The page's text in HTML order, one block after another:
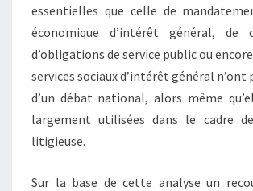
essentielles que celle de
économique d’intérêt général, de
d’obligations de service public ou
services sociaux d’intérêt général n’ont
d’un débat national, alors même
largement utilisées dans le cadre
litigieuse.
Sur la base de cette analyse un